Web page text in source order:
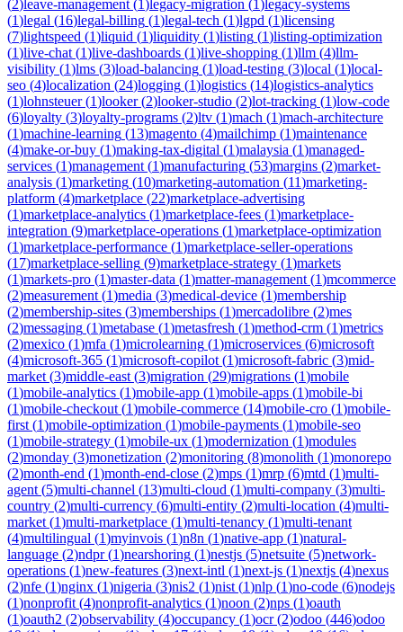
(2)leave-management (1)legacy-migration (1)legacy-systems
(1)legal (16)legal-billing (1)legal-tech (1)lgpd (1)licensing
(7)lightspeed (1)liquid (1)liquidity (1)listing (1)listing-optimization
(1)live-chat (1)live-dashboards (1)live-shopping (1)llm (4)llm-
visibility (1)lms (3)load-balancing (1)load-testing (3)local (1)local-
seo (4)localization (24)logging (1)logistics (14)logistics-analytics
(1)lohnsteuer(1)looker(2)looker-studio (2)lot-tracking (1)low-code
(6)loyalty (3)loyalty-programs (2)ltv (1)mach (1)mach-architecture
(1)machine-learning (13)magento (4)mailchimp (1)maintenance
(4)make-or-buy (1)making-tax-digital (1)malaysia (1)managed-
services (1)management (1)manufacturing (53)margins (2)market-
analysis (1)marketing (10)marketing-automation (11)marketing-
platform (4)marketplace (22)marketplace-advertising
(1)marketplace-analytics (1)marketplace-fees (1)marketplace-
integration (9)marketplace-operations (1)marketplace-optimization
(1)marketplace-performance (1)marketplace-seller-operations
(17)marketplace-selling (9)marketplace-strategy (1)markets
(1)markets-pro (1)master-data (1)matter-management (1)mcommerce
(2)measurement (1)media (3)medical-device (1)membership
(2)membership-sites (3)memberships (1)mercadolibre (2)mes
(2)messaging (1)metabase (1)metasfresh (1)method-crm (1)metrics
(2)mexico (1)mfa (1)microlearning (1)microservices (6)microsoft
(4)microsoft-365 (1)microsoft-copilot (1)microsoft-fabric (3)mid-
market (3)middle-east (3)migration (29)migrations (1)mobile
(1)mobile-analytics (1)mobile-app (1)mobile-apps (1)mobile-bi
(1)mobile-checkout (1)mobile-commerce (14)mobile-cro (1)mobile-
first (1)mobile-optimization (1)mobile-payments (1)mobile-seo
(1)mobile-strategy (1)mobile-ux (1)modernization (1)modules
(2)monday (3)monetization (2)monitoring (8)monolith (1)monorepo
(2)month-end (1)month-end-close (2)mps (1)mrp (6)mtd (1)multi-
agent (5)multi-channel (13)multi-cloud (1)multi-company (3)multi-
country (2)multi-currency (6)multi-entity (2)multi-location (4)multi-
market (1)multi-marketplace (1)multi-tenancy (1)multi-tenant
(4)multilingual (1)myinvois (1)n8n (1)native-app (1)natural-
language (2)ndpr(1)nearshoring (1)nestjs (5)netsuite (5)network-
operations (1)new-features (3)next-intl (1)next-js (1)nextjs (4)nexus
(2)nfe (1)nginx (1)nigeria (3)nis2 (1)nist (1)nlp (1)no-code (6)nodejs
(1)nonprofit (4)nonprofit-analytics (1)noon (2)nps (1)oauth
(1)oauth2 (2)observability (4)occupancy (1)ocr(2)odoo (446)odoo